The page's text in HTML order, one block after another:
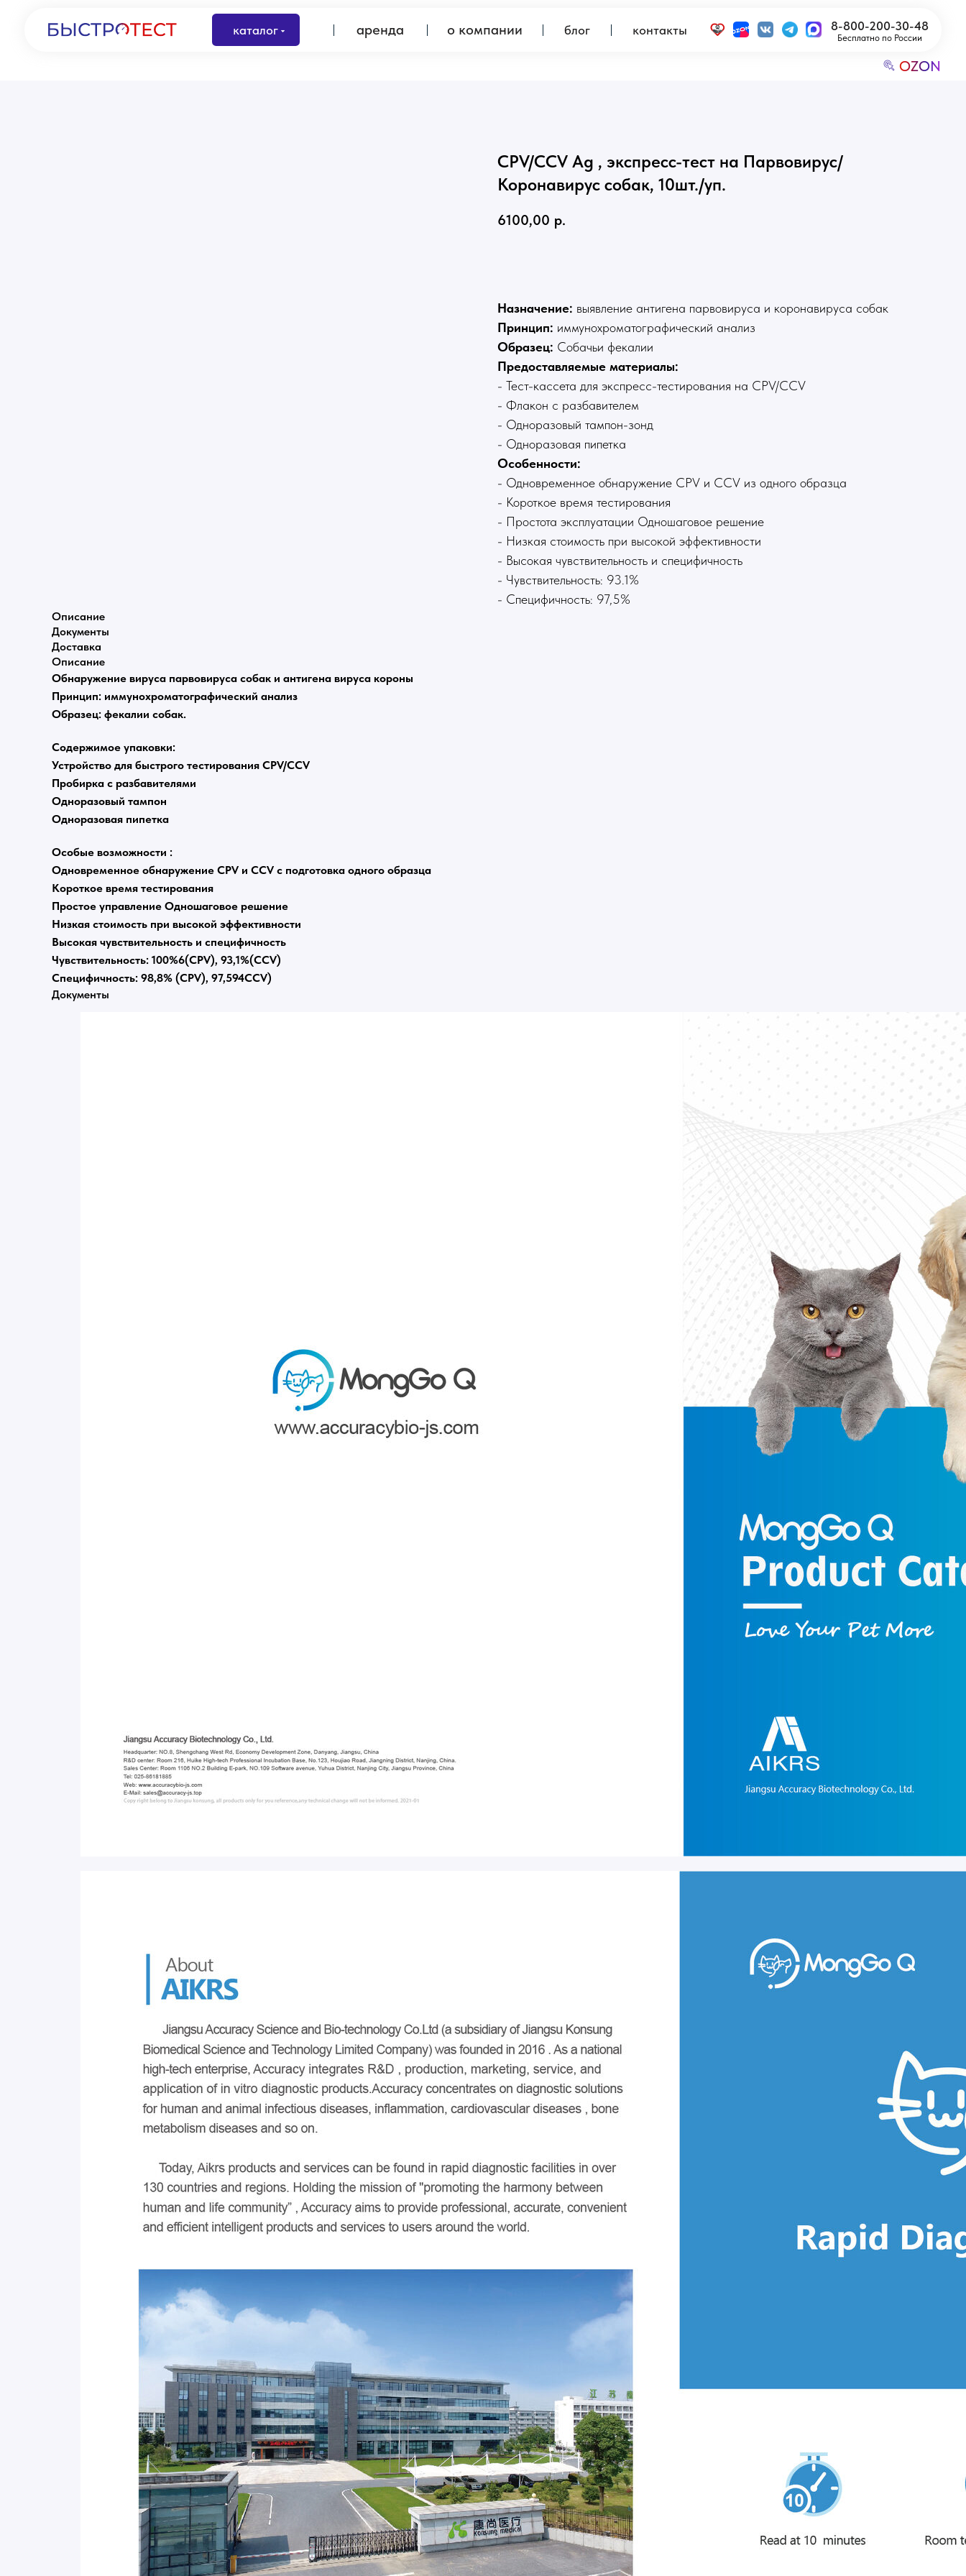
8-800-200-30-48
аренда
каталог контакты Бесплатно по России
блог
о компании
CPV/CCV Ag , экспресс-тест на Парвовирус/
Коронавирус собак, 10шт./уп.
6100,00 р.
Назначение: выявление антигена парвовируса и коронавируса собак
Принцип: иммунохроматографический анализ
Образец: Собачьи фекалии
Предоставляемые материалы:
- Тест-кассета для экспресс-тестирования на CPV/CCV
- Флакон с разбавителем
- Одноразовый тампон-зонд
- Одноразовая пипетка
Особенности:
- Одновременное обнаружение CPV и CCV из одного образца
- Короткое время тестирования
- Простота эксплуатации Одношаговое решение
- Низкая стоимость при высокой эффективности
- Высокая чувствительность и специфичность
- Чувствительность: 93.1%
- Специфичность: 97,5%
Описание
Документы
Доставка
Описание
Обнаружение вируса парвовируса собак и антигена вируса короны
Принцип: иммунохроматографический анализ
Образец: фекалии собак.
Содержимое упаковки:
Устройство для быстрого тестирования CPV/CCV
Пробирка с разбавителями
Одноразовый тампон
Одноразовая пипетка
Особые возможности :
Одновременное обнаружение CPV и CCV с подготовка одного образца
Короткое время тестирования
Простое управление Одношаговое решение
Низкая стоимость при высокой эффективности
Высокая чувствительность и специфичность
Чувствительность: 100%6(CPV), 93,1%(CCV)
Специфичность: 98,8% (CPV), 97,594CCV)
Документы